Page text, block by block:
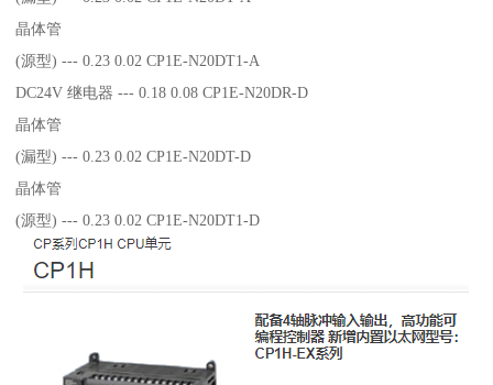
晶体管
(源型) --- 0.23 0.02 CP1E-N20DT1-A
DC24V 继电器 --- 0.18 0.08 CP1E-N20DR-D
晶体管
(漏型) --- 0.23 0.02 CP1E-N20DT-D
晶体管
(源型) --- 0.23 0.02 CP1E-N20DT1-D